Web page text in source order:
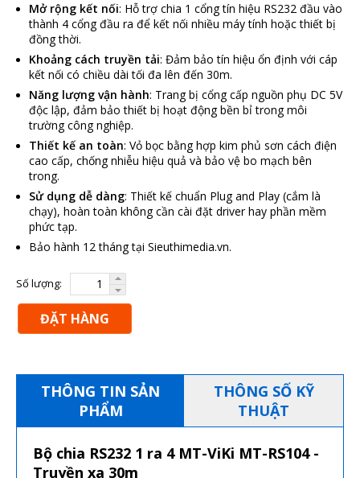
Mở rộng kết nối: Hỗ trợ chia 1 cổng tín hiệu RS232 đầu vào
thành 4 cổng đầu ra để kết nối nhiều máy tính hoặc thiết bị
đồng thời.
Khoảng cách truyền tải: Đảm bảo tín hiệu ổn định với cáp
kết nối có chiều dài tối đa lên đến 30m.
Năng lượng vận hành: Trang bị cổng cấp nguồn phụ DC 5V
độc lập, đảm bảo thiết bị hoạt động bền bỉ trong môi
trường công nghiệp.
Thiết kế an toàn: Vỏ bọc bằng hợp kim phủ sơn cách điện
cao cấp, chống nhiễu hiệu quả và bảo vệ bo mạch bên
trong.
Sử dụng dễ dàng: Thiết kế chuẩn Plug and Play (cắm là
chạy), hoàn toàn không cần cài đặt driver hay phần mềm
phức tạp.
Bảo hành 12 tháng tại Sieuthimedia.vn.
Số lượng:
ĐẶT HÀNG
THÔNG TIN SẢN
PHẨM
THÔNG SỐ KỸ
THUẬT
Bộ chia RS232 1 ra 4 MT-ViKi MT-RS104 -
Truyền xa 30m